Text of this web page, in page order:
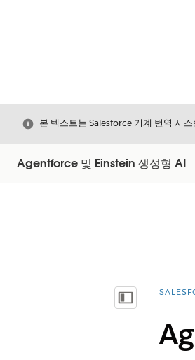
닫기본 텍스트는 Salesforce 기계 번역 시
Agentforce 및 Einstein 생성형 AI
목차 표시 위치: